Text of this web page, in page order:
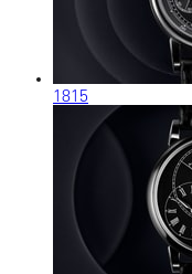
1815